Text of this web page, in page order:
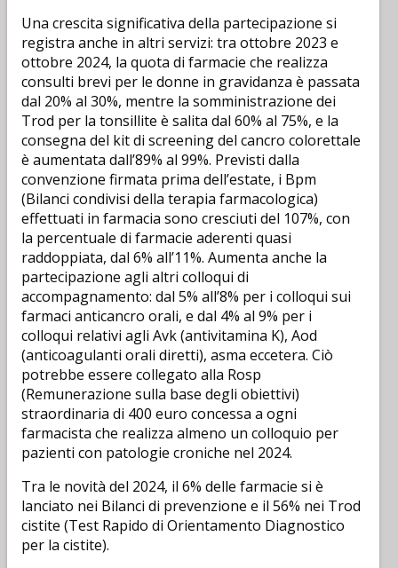
Una crescita significativa della partecipazione si
registra anche in altri servizi: tra ottobre 2023 e
ottobre 2024, la quota di farmacie che realizza
consulti brevi per le donne in gravidanza è passata
dal 20% al 30%, mentre la somministrazione dei
Trod per la tonsillite è salita dal 60% al 75%, e la
consegna del kit di screening del cancro colorettale
è aumentata dall’89% al 99%. Previsti dalla
convenzione firmata prima dell’estate, i Bpm
(Bilanci condivisi della terapia farmacologica)
effettuati in farmacia sono cresciuti del 107%, con
la percentuale di farmacie aderenti quasi
raddoppiata, dal 6% all’11%. Aumenta anche la
partecipazione agli altri colloqui di
accompagnamento: dal 5% all’8% per i colloqui sui
farmaci anticancro orali, e dal 4% al 9% per i
colloqui relativi agli Avk (antivitamina K), Aod
(anticoagulanti orali diretti), asma eccetera. Ciò
potrebbe essere collegato alla Rosp
(Remunerazione sulla base degli obiettivi)
straordinaria di 400 euro concessa a ogni
farmacista che realizza almeno un colloquio per
pazienti con patologie croniche nel 2024.
Tra le novità del 2024, il 6% delle farmacie si è
lanciato nei Bilanci di prevenzione e il 56% nei Trod
cistite (Test Rapido di Orientamento Diagnostico
per la cistite).